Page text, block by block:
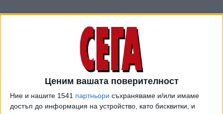
Ценим вашата поверителност
Ние и нашите 1541 партньори съхраняваме и/или имаме
достъп до информация на устройство, като бисквитки, и